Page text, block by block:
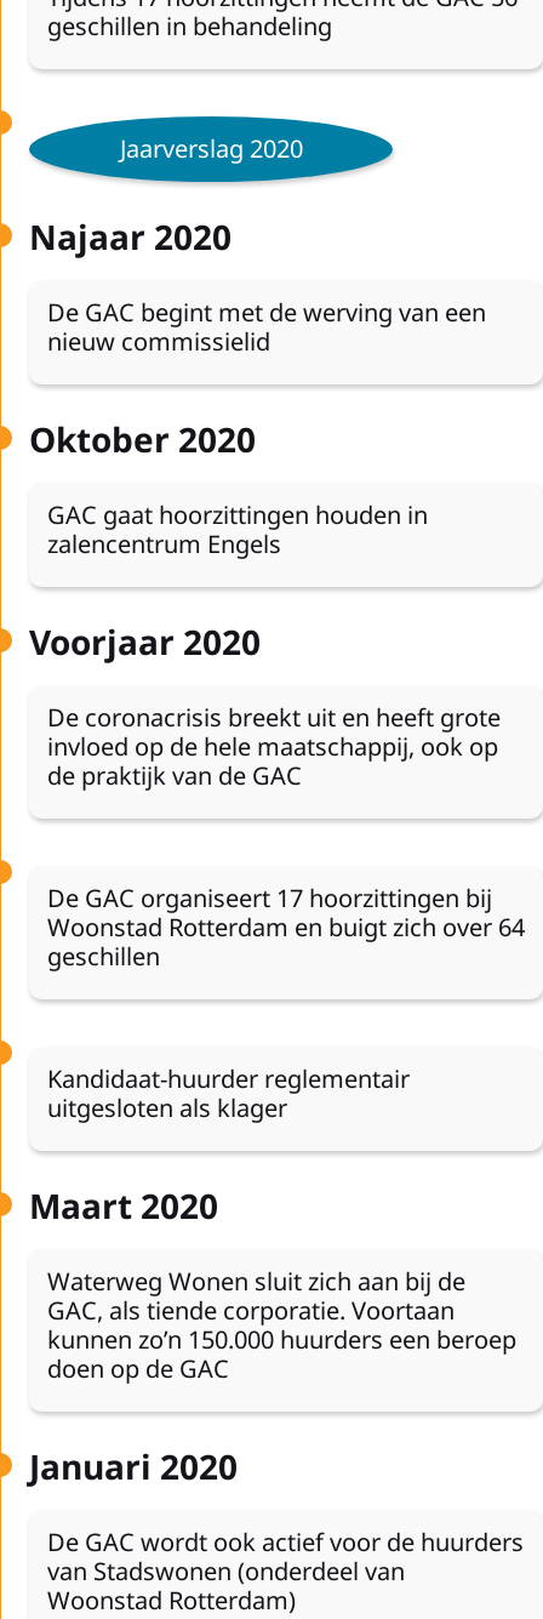
geschillen in behandeling
Jaarverslag 2020
Najaar 2020
De GAC begint met de werving van een
nieuw commissielid
Oktober 2020
GAC gaat hoorzittingen houden in
zalencentrum Engels
Voorjaar 2020
De coronacrisis breekt uit en heeft grote
invloed op de hele maatschappij, ook op
de praktijk van de GAC
De GAC organiseert 17 hoorzittingen bij
Woonstad Rotterdam en buigt zich over 64
geschillen
Kandidaat-huurder reglementair
uitgesloten als klager
Maart 2020
Waterweg Wonen sluit zich aan bij de
GAC, als tiende corporatie. Voortaan
kunnen zo’n 150.000 huurders een beroep
doen op de GAC
Januari 2020
De GAC wordt ook actief voor de huurders
van Stadswonen (onderdeel van
Woonstad Rotterdam)